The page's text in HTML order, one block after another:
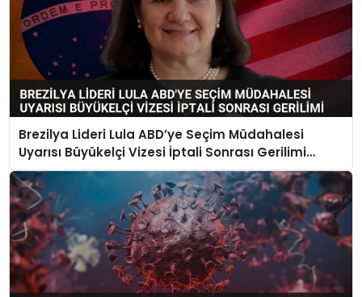
Brezilya Lideri Lula ABD’ye Seçim Müdahalesi
Uyarısı Büyükelçi Vizesi İptali Sonrası Gerilimi
Tırmandırıyor